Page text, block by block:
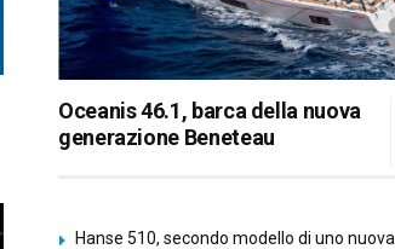
Oceanis 46.1, barca della nuova
generazione Beneteau
Hanse 510, secondo modello di uno nuova